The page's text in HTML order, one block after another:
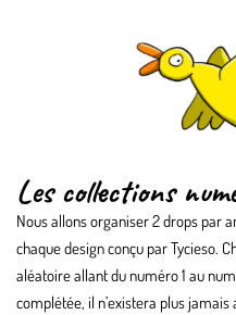
Les collections
Nous allons organiser 2 drops par
chaque design conçu par Tycieso.
aléatoire allant du numéro 1 au
complétée, il n’existera plus